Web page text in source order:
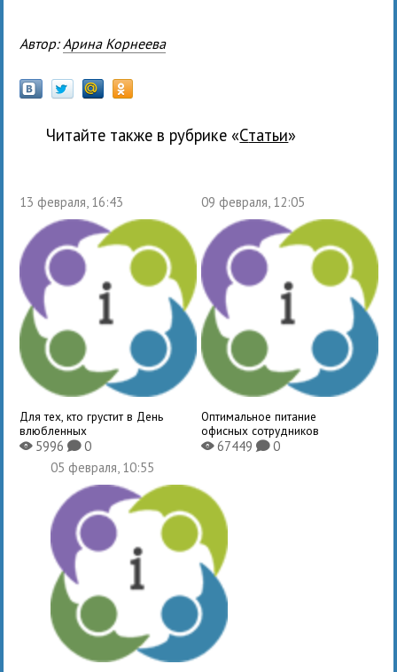
Автор: Арина Корнеева
Читайте также в рубрике « Статьи»
13 февраля, 16:43
Для тех, кто грустит в День
влюбленных
X5996K0
09 февраля, 12:05
Оптимальное питание
офисных сотрудников
X67449 K0
05 февраля, 10:55